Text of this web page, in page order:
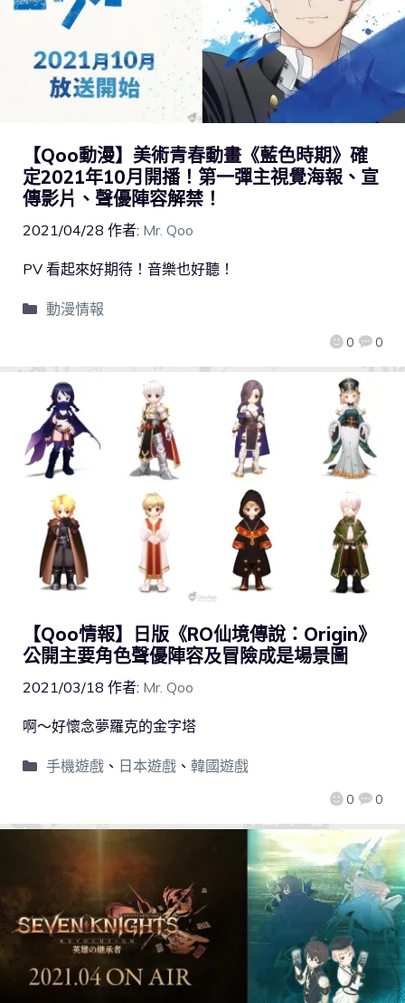
【Qoo動漫】美術青春動畫《藍色時期》確
定2021年10月開播！第一彈主視覺海報、宣
傳影片、聲優陣容解禁！
2021/04/28 作者: Mr. Qoo
0 0
PV 看起來好期待！音樂也好聽！
動漫情報
【Qoo情報】日版《RO仙境傳說：Origin》
公開主要角色聲優陣容及冒險成是場景圖
2021/03/18 作者: Mr. Qoo
0 0
啊～好懷念夢羅克的金字塔
手機遊戲、 日本遊戲、 韓國遊戲